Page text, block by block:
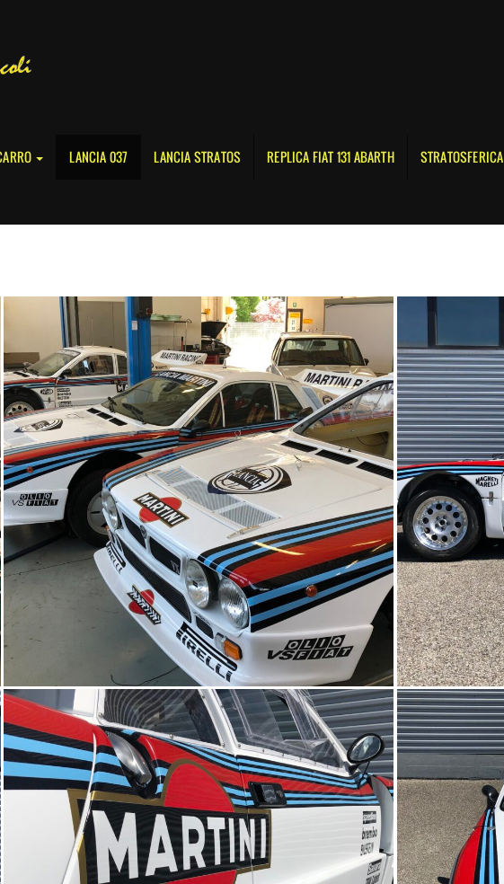
LANCIA 037 LANCIA STRATOS REPLICA FIAT 131 ABARTH STRATOSFERICA